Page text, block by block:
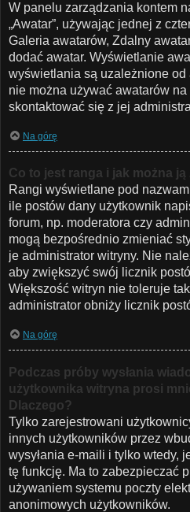
W panelu zarządzania kontem
„Awatar”, używając jednej z
Galeria awatarów, Zdalny
dodać awatar. Wyświetlanie
wyświetlania są uzależnione od
nie można używać awatarów
skontaktować się z jej
Na górę
Co to jest ranga i jak można ją
Rangi wyświetlane pod
ile postów dany użytkownik
forum, np. moderatora czy
mogą bezpośrednio zmieniać
je administrator witryny. Nie
aby zwiększyć swój licznik
Większość witryn nie toleruje
administrator obniży licznik
Na górę
Podczas próby wysłania
użytkownika witryna prosi
Dlaczego?
Tylko zarejestrowani
innych użytkowników przez
wysyłania e-maili i tylko wtedy,
tę funkcję. Ma to zabezpieczać
używaniem systemu poczty
anonimowych użytkowników.